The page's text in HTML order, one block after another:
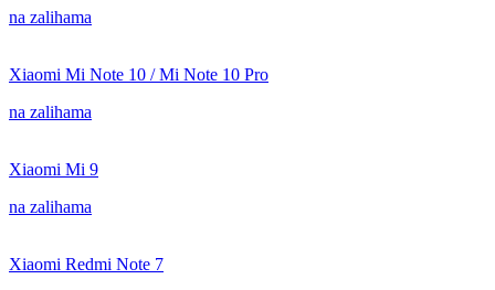
na zalihama
Xiaomi Mi Note 10 / Mi Note 10 Pro
na zalihama
Xiaomi Mi 9
na zalihama
Xiaomi Redmi Note 7